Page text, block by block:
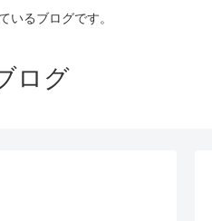
いるブログです。
ログ